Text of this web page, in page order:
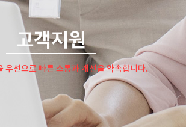
고객지원
우선으로 빠른 소통과 개선을 약속합니다.